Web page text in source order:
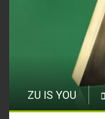
ZU IS YOU